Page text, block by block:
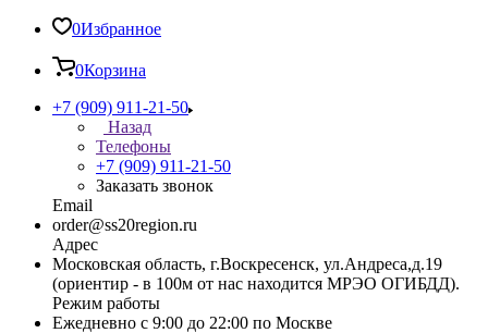
0Избранное
0Корзина
+7 (909) 911-21-50
Назад
Телефоны
+7 (909) 911-21-50
Заказать звонок
Email
order@ss20region.ru
Адрес
Московская область, г.Воскресенск, ул.Андреса,д.19
(ориентир - в 100м от нас находится МРЭО ОГИБДД).
Режим работы
Ежедневно с 9:00 до 22:00 по Москве